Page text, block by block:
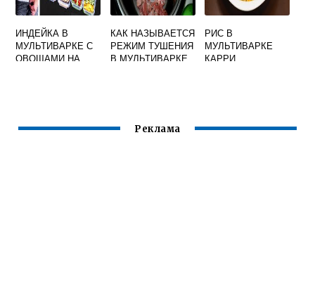
ИНДЕЙКА В
МУЛЬТИВАРКЕ С
ОВОЩАМИ НА
КАК НАЗЫВАЕТСЯ
РЕЖИМ ТУШЕНИЯ
В МУЛЬТИВАРКЕ
РИС В
МУЛЬТИВАРКЕ
КАРРИ
Реклама